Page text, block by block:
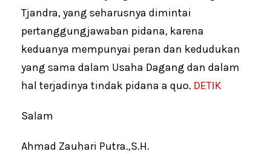
Tjandra, yang seharusnya dimintai
pertanggungjawaban pidana, karena
keduanya mempunyai peran dan kedudukan
yang sama dalam Usaha Dagang dan dalam
hal terjadinya tindak pidana a quo. DETIK
Salam
Ahmad Zauhari Putra.,S.H.